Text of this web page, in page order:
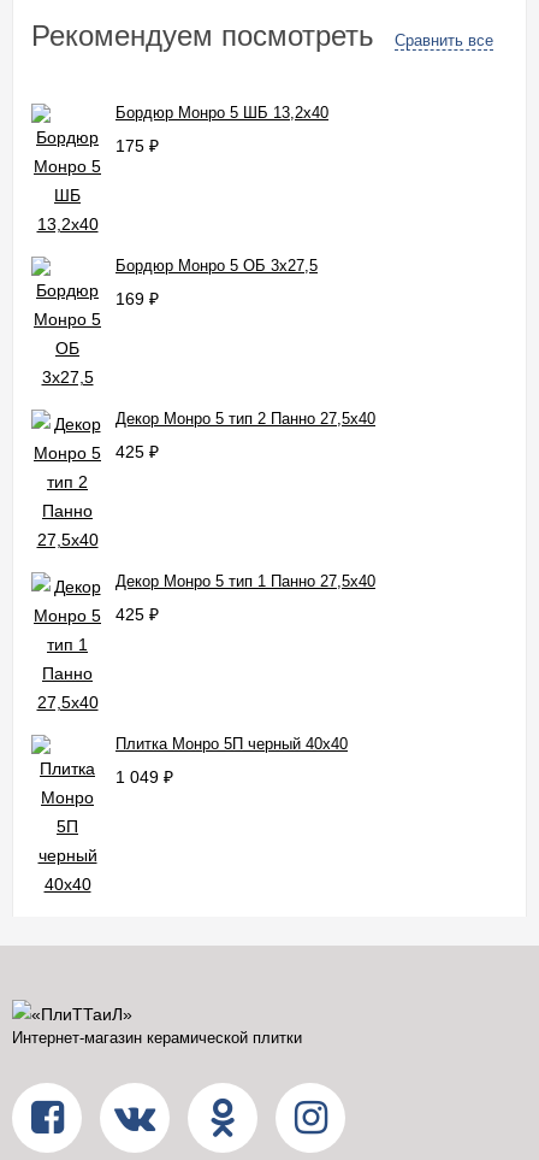
Рекомендуем посмотреть Сравнить все
Бордюр Монро 5 ШБ 13,2x40
175 ₽
Бордюр Монро 5 ОБ 3x27,5
169 ₽
Декор Монро 5 тип 2 Панно 27,5x40
425 ₽
Декор Монро 5 тип 1 Панно 27,5x40
425 ₽
Плитка Монро 5П черный 40x40
1 049 ₽
Интернет-магазин керамической плитки